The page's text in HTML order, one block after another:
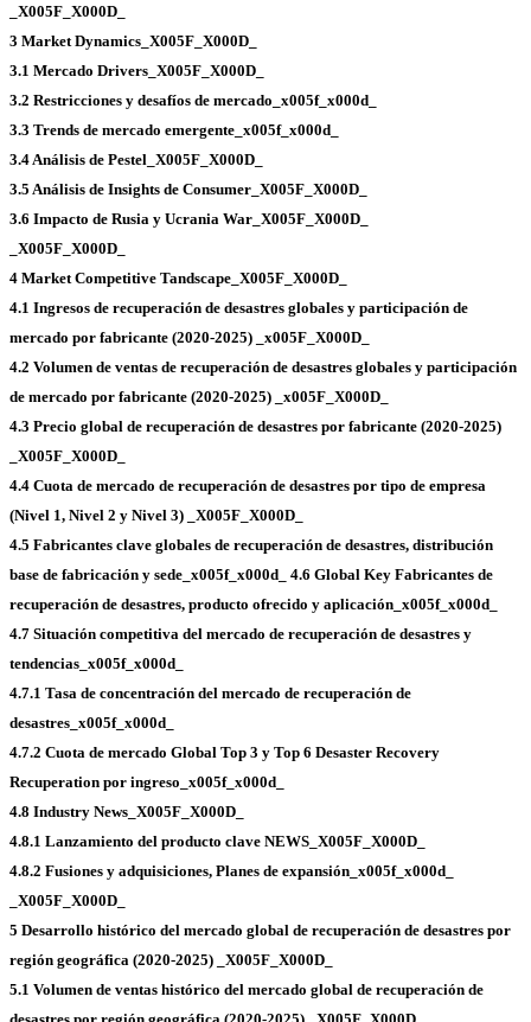
_X005F_X000D_
3 Market Dynamics_X005F_X000D_
3.1 Mercado Drivers_X005F_X000D_
3.2 Restricciones y desafíos de mercado_x005f_x000d_
3.3 Trends de mercado emergente_x005f_x000d_
3.4 Análisis de Pestel_X005F_X000D_
3.5 Análisis de Insights de Consumer_X005F_X000D_
3.6 Impacto de Rusia y Ucrania War_X005F_X000D_
_X005F_X000D_
4 Market Competitive Tandscape_X005F_X000D_
4.1 Ingresos de recuperación de desastres globales y participación de
mercado por fabricante (2020-2025) _x005F_X000D_
4.2 Volumen de ventas de recuperación de desastres globales y participación
de mercado por fabricante (2020-2025) _x005F_X000D_
4.3 Precio global de recuperación de desastres por fabricante (2020-2025)
_X005F_X000D_
4.4 Cuota de mercado de recuperación de desastres por tipo de empresa
(Nivel 1, Nivel 2 y Nivel 3) _X005F_X000D_
4.5 Fabricantes clave globales de recuperación de desastres, distribución
base de fabricación y sede_x005f_x000d_ 4.6 Global Key Fabricantes de
recuperación de desastres, producto ofrecido y aplicación_x005f_x000d_
4.7 Situación competitiva del mercado de recuperación de desastres y
tendencias_x005f_x000d_
4.7.1 Tasa de concentración del mercado de recuperación de
desastres_x005f_x000d_
4.7.2 Cuota de mercado Global Top 3 y Top 6 Desaster Recovery
Recuperation por ingreso_x005f_x000d_
4.8 Industry News_X005F_X000D_
4.8.1 Lanzamiento del producto clave NEWS_X005F_X000D_
4.8.2 Fusiones y adquisiciones, Planes de expansión_x005f_x000d_
_X005F_X000D_
5 Desarrollo histórico del mercado global de recuperación de desastres por
región geográfica (2020-2025) _X005F_X000D_
5.1 Volumen de ventas histórico del mercado global de recuperación de
desastres por región geográfica (2020-2025) _X005F_X000D_